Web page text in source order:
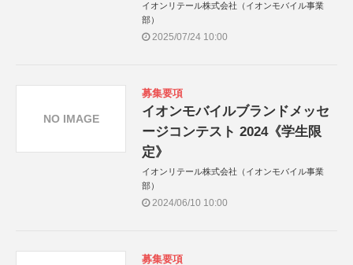
イオンリテール株式会社（イオンモバイル事業
部）
2025/07/24 10:00
募集要項
イオンモバイルブランドメッセ
ージコンテスト 2024《学生限
定》
イオンリテール株式会社（イオンモバイル事業
部）
2024/06/10 10:00
NO IMAGE
募集要項